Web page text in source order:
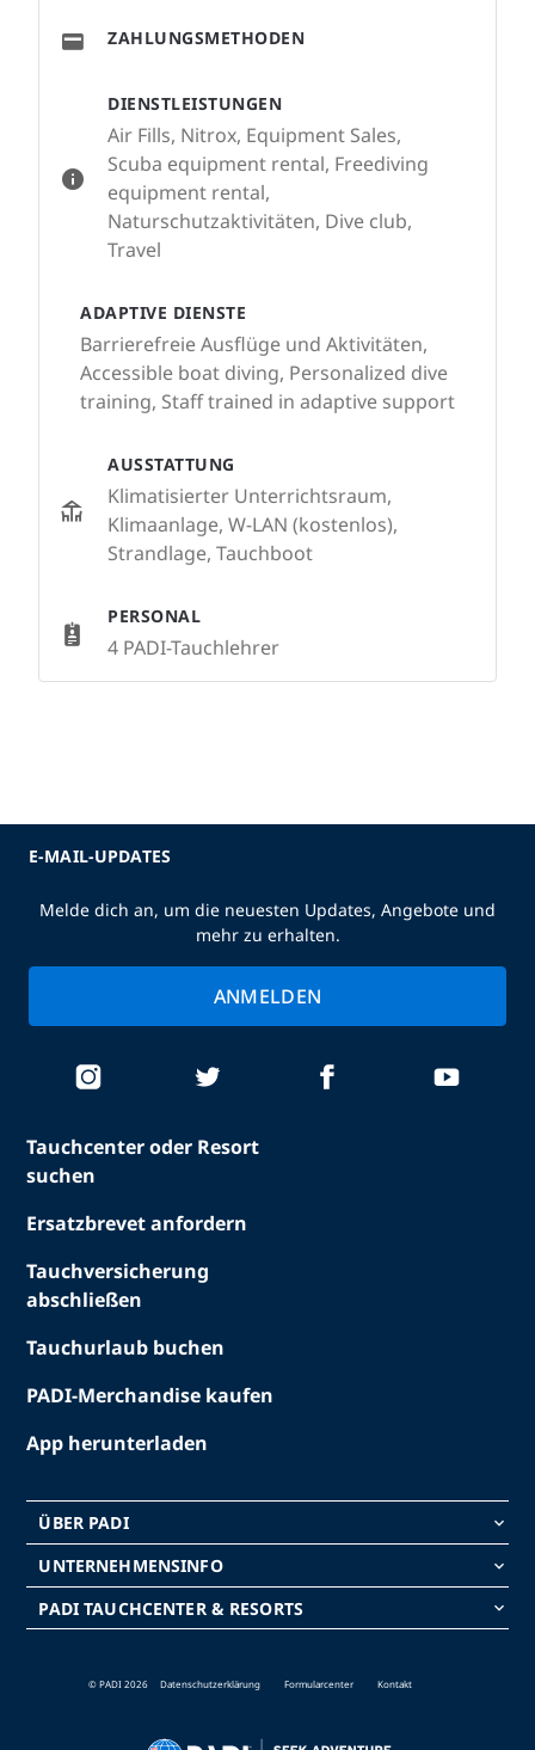
DIENSTLEISTUNGEN
Air Fills, Nitrox, Equipment Sales,
Scuba equipment rental, Freediving
equipment rental,
Naturschutzaktivitäten, Dive club,
Travel
ADAPTIVE DIENSTE
Barrierefreie Ausflüge und Aktivitäten,
Accessible boat diving, Personalized dive
training, Staff trained in adaptive support
AUSSTATTUNG
Klimatisierter Unterrichtsraum,
Klimaanlage, W-LAN (kostenlos),
Strandlage, Tauchboot
PERSONAL
4 PADI-Tauchlehrer
ZAHLUNGSMETHODEN
Tauchcenter oder Resort
suchen
Ersatzbrevet anfordern
Tauchversicherung
abschließen
Tauchurlaub buchen
PADI-Merchandise kaufen
App herunterladen
ÜBER PADI keyboard_arrow_down
UNTERNEHMENSINFO keyboard_arrow_down
PADI TAUCHCENTER & RESORTS keyboard_arrow_down
E-MAIL-UPDATES
Melde dich an, um die neuesten Updates, Angebote und
mehr zu erhalten.
ANMELDEN
© PADI 2026 Datenschutzerklärung Formularcenter Kontakt